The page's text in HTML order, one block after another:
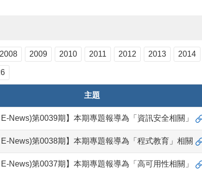
2008 2009 2010 2011 2012 2013 2014
主題
News)第0039期】本期專題報導為「資訊安全相關」
News)第0038期】本期專題報導為「程式教育」相關
News)第0037期】本期專題報導為「高可用性相關」